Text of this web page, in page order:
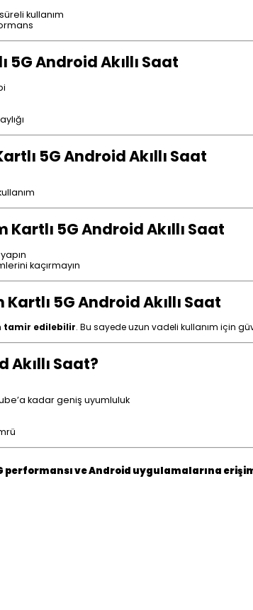
kullanım
5G Android Akıllı Saat
5G Android Akıllı Saat
5G Android Akıllı Saat
kaçırmayın
5G Android Akıllı Saat
tamir edilebilir. Bu sayede uzun vadeli kullanım için
Akıllı Saat?
kadar geniş uyumluluk
performansı ve Android uygulamalarına